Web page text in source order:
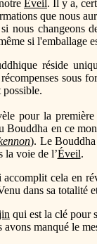
Éveil. Il y a,
que nous
nous changeons
si l'emballage
réside
sous
possible.
pour la
Bouddha en ce
). Le
la voie de l’Éveil.
cela en
dans sa totalité
qui est la clé pour
avons manqué le